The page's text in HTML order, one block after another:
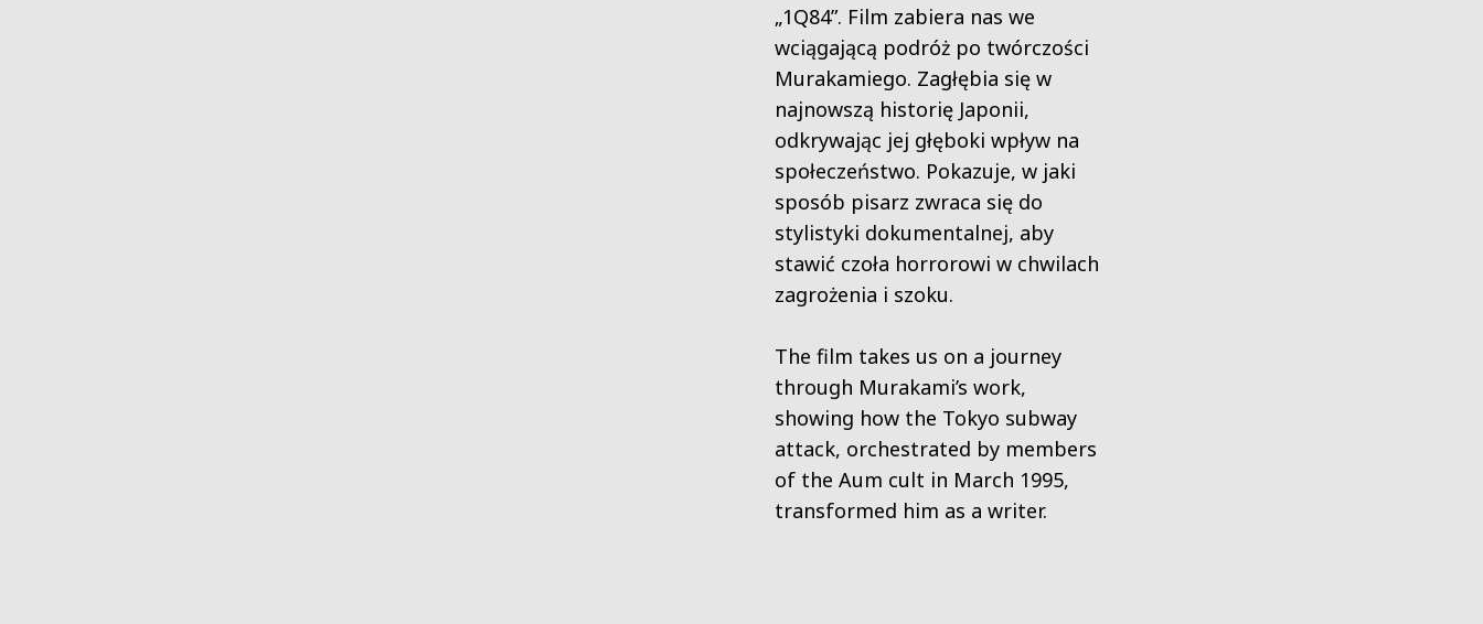
„1Q84”. Film zabiera nas we
wciągającą podróż po twórczości
Murakamiego. Zagłębia się w
najnowszą historię Japonii,
odkrywając jej głęboki wpływ na
społeczeństwo. Pokazuje, w jaki
sposób pisarz zwraca się do
stylistyki dokumentalnej, aby
stawić czoła horrorowi w chwilach
zagrożenia i szoku.
The film takes us on a journey
through Murakami’s work,
showing how the Tokyo subway
attack, orchestrated by members
of the Aum cult in March 1995,
transformed him as a writer.